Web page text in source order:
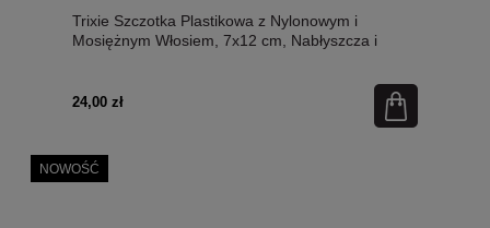
Trixie Szczotka Plastikowa z Nylonowym i
Mosiężnym Włosiem, 7x12 cm, Nabłyszcza i
24,00 zł
NOWOŚĆ